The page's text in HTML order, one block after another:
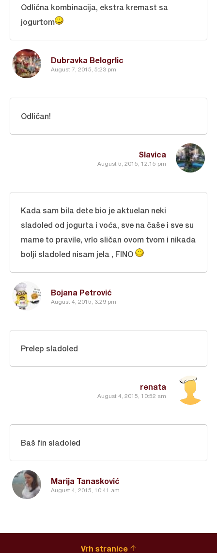
Dubravka Belogrlic
August 7, 2015, 5:23 pm
Odlična kombinacija, ekstra kremast sa
jogurtom
Slavica
August 5, 2015, 12:15 pm
Odličan!
Bojana Petrović
August 4, 2015, 3:29 pm
Kada sam bila dete bio je aktuelan neki
sladoled od jogurta i voća, sve na čaše i sve su
mame to pravile, vrlo sličan ovom tvom i nikada
bolji sladoled nisam jela , FINO
renata
August 4, 2015, 10:52 am
Prelep sladoled
Marija Tanasković
August 4, 2015, 10:41 am
Baš fin sladoled
Vrh stranice